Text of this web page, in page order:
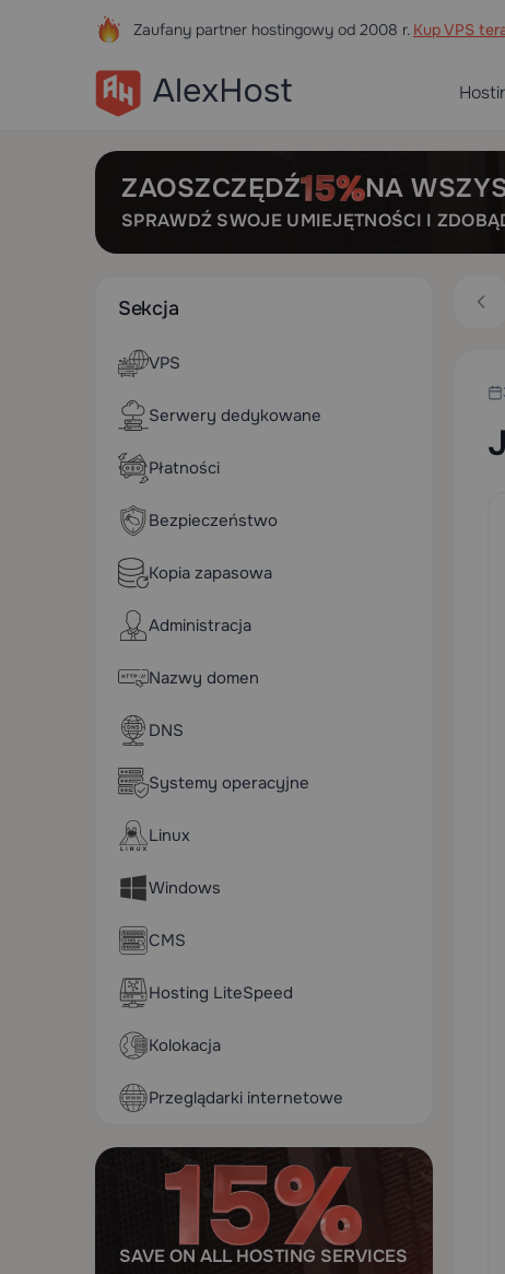
Zaufany partner hostingowy od 2008 r. Kup VPS
ZAOSZCZĘDŹ NA
SPRAWDŹ SWOJE UMIEJĘTNOŚCI I
Sekcja
VPS
Serwery dedykowane
Płatności
Bezpieczeństwo
Kopia zapasowa
Administracja
Nazwy domen
DNS
Systemy operacyjne
Linux
Windows
CMS
Hosting LiteSpeed
Kolokacja
Przeglądarki internetowe
SAVE ON ALL HOSTING SERVICES